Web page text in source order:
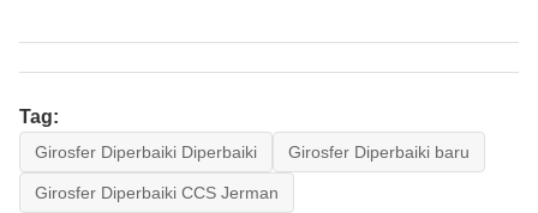
Tag:
Girosfer Diperbaiki Diperbaiki Girosfer Diperbaiki baru
Girosfer Diperbaiki CCS Jerman